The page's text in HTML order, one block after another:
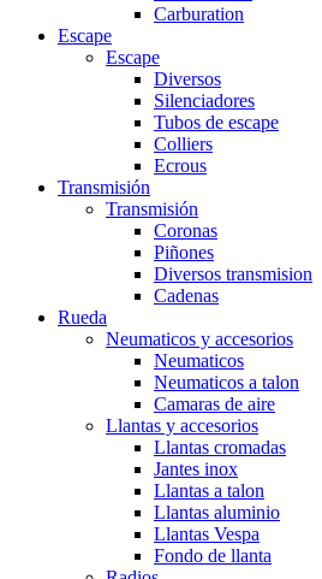
Carburation
Escape
Escape
Diversos
Silenciadores
Tubos de escape
Colliers
Ecrous
Transmisión
Transmisión
Coronas
Piñones
Diversos transmision
Cadenas
Rueda
Neumaticos y accesorios
Neumaticos
Neumaticos a talon
Camaras de aire
Llantas y accesorios
Llantas cromadas
Jantes inox
Llantas a talon
Llantas aluminio
Llantas Vespa
Fondo de llanta